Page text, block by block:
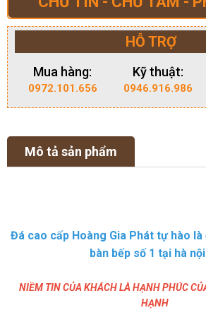
HỖ TRỢ
Mua hàng:
0972.101.656
Kỹ thuật:
0946.916.986
Mô tả sản phẩm
Đá cao cấp Hoàng Gia Phát tự hào
bàn bếp số 1 tại hà
NIỀM TIN CỦA KHÁCH LÀ HẠNH PHÚC
HẠNH